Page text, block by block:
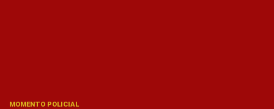
MOMENTO POLICIAL